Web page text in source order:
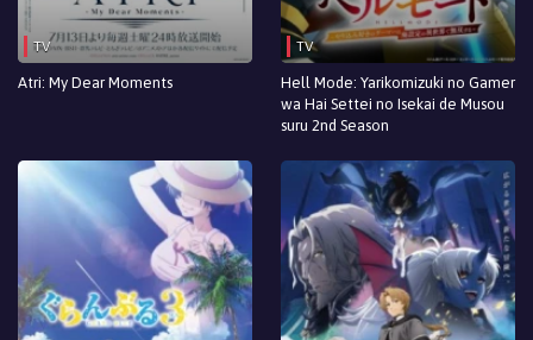
TV
Atri: My Dear Moments
TV
Hell Mode: Yarikomizuki no Gamer
wa Hai Settei no Isekai de Musou
suru 2nd Season